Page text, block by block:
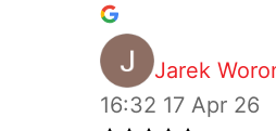
Jarek
16:32 17 Apr 26